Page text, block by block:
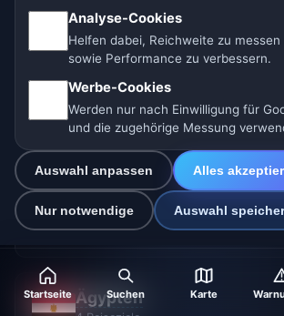
Alle anzeigen → (+6)
VAE
2 Reiseziele
Dubai
Abu Dhabi
Ägypten
Startseite Suchen Karte
Analyse-Cookies
Helfen dabei, Reichweite zu
sowie Performance zu verbessern.
Werbe-Cookies
Werden nur nach Einwilligung für
und die zugehörige Messung
Auswahl anpassen Alles
Nur notwendige Auswahl